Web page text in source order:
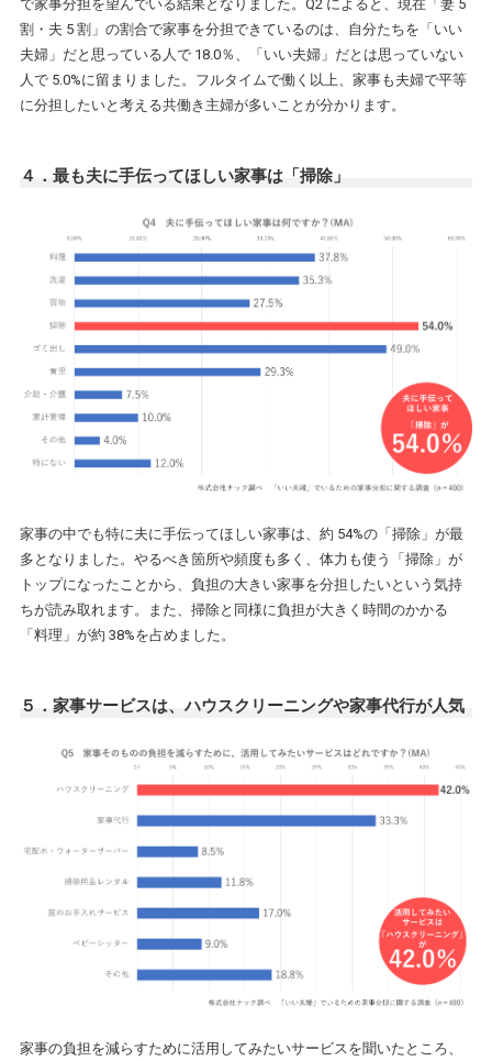
で家事分担を望んでいる結果となりました。Q2 によると、現在「妻 5
割・夫 5 割」の割合で家事を分担できているのは、自分たちを「いい
夫婦」だと思っている人で 18.0％、「いい夫婦」だとは思っていない
人で 5.0%に留まりました。フルタイムで働く以上、家事も夫婦で平等
に分担したいと考える共働き主婦が多いことが分かります。
４．最も夫に手伝ってほしい家事は「掃除」
家事の中でも特に夫に手伝ってほしい家事は、約 54%の「掃除」が最
多となりました。やるべき箇所や頻度も多く、体力も使う「掃除」が
トップになったことから、負担の大きい家事を分担したいという気持
ちが読み取れます。また、掃除と同様に負担が大きく時間のかかる
「料理」が約 38%を占めました。
５．家事サービスは、ハウスクリーニングや家事代行が人気
家事の負担を減らすために活用してみたいサービスを聞いたところ、